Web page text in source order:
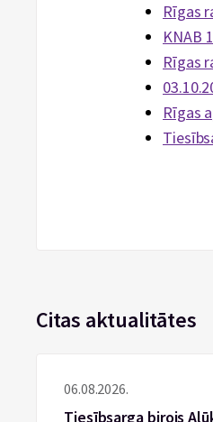
Rīgas
KNAB
Rīgas
Rīgas
Citas aktualitātes
06.08.2026.
Tiesībsarga birojs